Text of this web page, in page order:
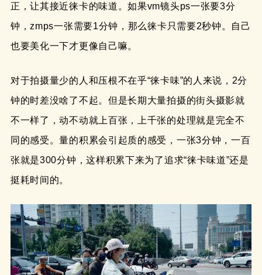
正，让其接近徕卡的味道。如果vm镜头ps一张要3分
钟，zmps一张需要1分钟，那么徕卡只需要2秒钟。自己
也要美化一下才更像自己嘛。
对于拍摄量少的人和压根不在乎“徕卡味”的人来说，2分
钟的时差没啥了不起。但是长期大量拍摄的街头摄影就
不一样了，动不动就上百张，上千张的处理就是完全不
同的感受。量的积累会引起质的感受，一张3分钟，一百
张就是300分钟，这样积累下来为了追求“徕卡味道”还是
挺耗时间的。